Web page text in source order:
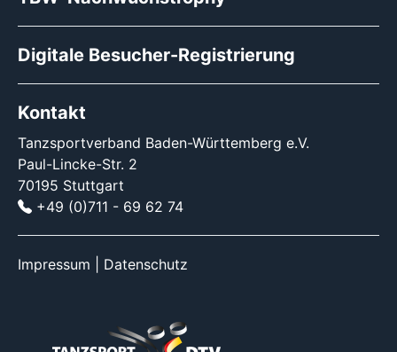
Digitale Besucher-Registrierung
Kontakt
Tanzsportverband Baden-Württemberg e.V.
Paul-Lincke-Str. 2
70195 Stuttgart
+49 (0)711 - 69 62 74
Impressum Datenschutz